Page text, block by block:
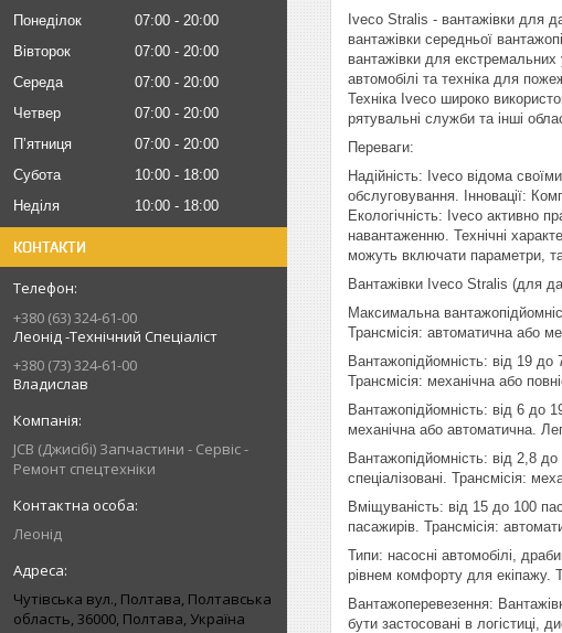
Понеділок 07:00
20:00
Вівторок
07:00
20:00
Середа
07:00
20:00
Четвер
07:00
20:00
Пʼятниця
07:00
20:00
Субота
10:00
18:00
Неділя
10:00 18:00
КОНТАКТИ
+380 (63) 324-61-00
Леонід -Технічний Спеціаліст
+380 (73) 324-61-00
Владислав
JCB (Джисібі) Запчастини - Сервіс -
Ремонт спецтехніки
Леонід
Чутівська вул., Полтава, Полтавська
область, 36000, Полтава, Україна
Iveco Stralis - вантажівки для
вантажівки середньої
вантажівки для
автомобілі та техніка для
Техніка Iveco широко
рятувальні служби та інші
Переваги:
Надійність: Iveco відома
обслуговування. Інновації:
Екологічність: Iveco активно
навантаженню. Технічні
можуть включати параметри,
Вантажівки Iveco Stralis (для
Максимальна
Трансмісія: автоматична або
Вантажопідйомність: від 19
Трансмісія: механічна або
Вантажопідйомність: від 6 до
механічна або автоматична.
Вантажопідйомність: від 2,8 до
спеціалізовані. Трансмісія:
Вміщуваність: від 15 до 100
пасажирів. Трансмісія:
Типи: насосні автомобілі,
рівнем комфорту для екіпажу.
Вантажоперевезення:
бути застосовані в логістиці,